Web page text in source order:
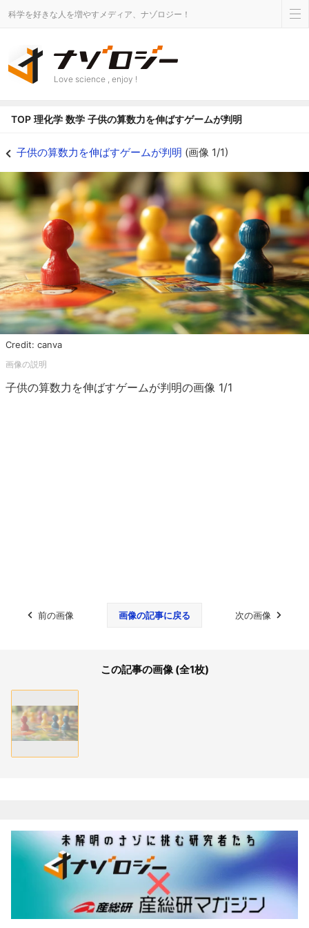
科学を好きな人を増やすメディア、ナゾロジー！
Love science , enjoy !
TOP 理化学 数学 子供の算数力を伸ばすゲームが判明
子供の算数力を伸ばすゲームが判明 (画像 1/1)
Credit: canva
子供の算数力を伸ばすゲームが判明の画像 1/1
前の画像 画像の記事に戻る 次の画像
この記事の画像 (全1枚)